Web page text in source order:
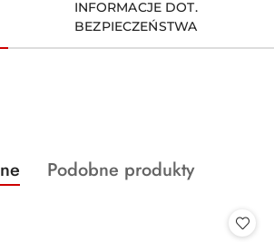
INFORMACJE DOT.
BEZPIECZEŃSTWA
produktów
Produkty
Podobne produkty